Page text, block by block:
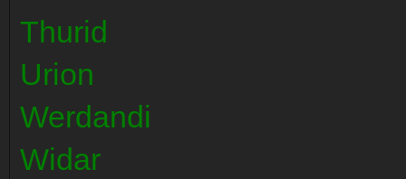
Thurid
Urion
Werdandi
Widar